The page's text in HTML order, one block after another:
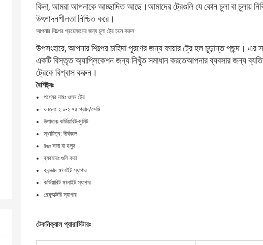
কিনা, আমরা আপনাকে আচ্ছাদিত আছে।আমাদের ট্রেগুলি যে কোন চুলা বা চুলায়
উৎপাদনশীলতা নিশ্চিত করে।
আপনার শিল্পের প্রয়োজনের জন্য চুলা ট্রে চয়ন করুন
উপসংহারে, আপনার শিল্পের চাহিদা পূরণের জন্য ফায়ার ট্রে হল চূড়ান্ত পছন্দ।
একটি বিস্তৃত অ্যাপ্লিকেশন জন্য নিখুঁত সমাধান করতেআপনার ব্যবসার জন্য
ট্রেকে বিশ্বাস করুন।
বৈশিষ্ট্যঃ
পণ্যের নামঃ ওলন ট্রে
ঘনত্বঃ ২.০-২.৭৫ গ্রাম/সেমি
উপাদানঃ কর্ডিয়ারিট-মুলিট
স্থায়িত্ব: দীর্ঘকাল
রঙঃ সাদা বা হলুদ
ব্যবহারঃ গুলি করা
করন্ডাম মালাইট স্যাগার
কর্ডিয়ারিট মালাইট স্যাগার
রেফ্র্যাক্টরি স্যাগার
টেকনিক্যাল প্যারামিটারঃ